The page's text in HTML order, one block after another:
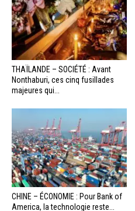
THAÏLANDE – SOCIÉTÉ : Avant
Nonthaburi, ces cinq fusillades
majeures qui...
CHINE – ÉCONOMIE : Pour Bank of
America, la technologie reste...